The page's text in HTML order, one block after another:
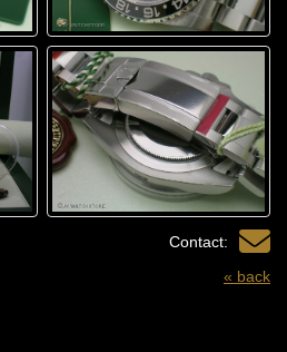
Contact:
« back